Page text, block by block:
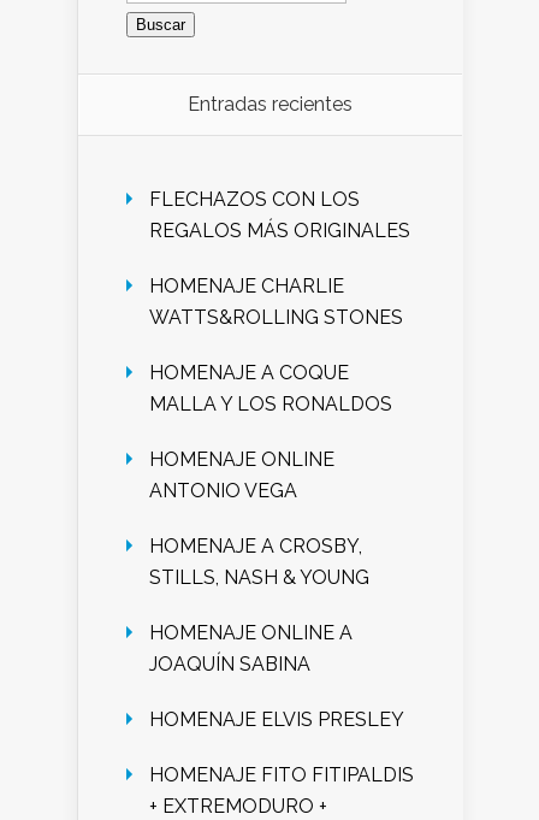
Entradas recientes
FLECHAZOS CON LOS
REGALOS MÁS ORIGINALES
HOMENAJE CHARLIE
WATTS&ROLLING STONES
HOMENAJE A COQUE
MALLA Y LOS RONALDOS
HOMENAJE ONLINE
ANTONIO VEGA
HOMENAJE A CROSBY,
STILLS, NASH & YOUNG
HOMENAJE ONLINE A
JOAQUÍN SABINA
HOMENAJE ELVIS PRESLEY
HOMENAJE FITO FITIPALDIS
+ EXTREMODURO +